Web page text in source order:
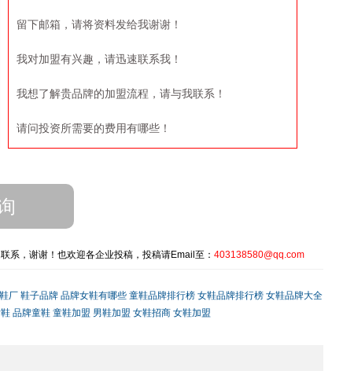
留下邮箱，请将资料发给我谢谢！
我对加盟有兴趣，请迅速联系我！
我想了解贵品牌的加盟流程，请与我联系！
请问投资所需要的费用有哪些！
系，谢谢！也欢迎各企业投稿，投稿请Email至： 403138580@qq.com
鞋厂 鞋子品牌 品牌女鞋有哪些 童鞋品牌排行榜 女鞋品牌排行榜 女鞋品牌大全
品牌童鞋 童鞋加盟 男鞋加盟 女鞋招商 女鞋加盟